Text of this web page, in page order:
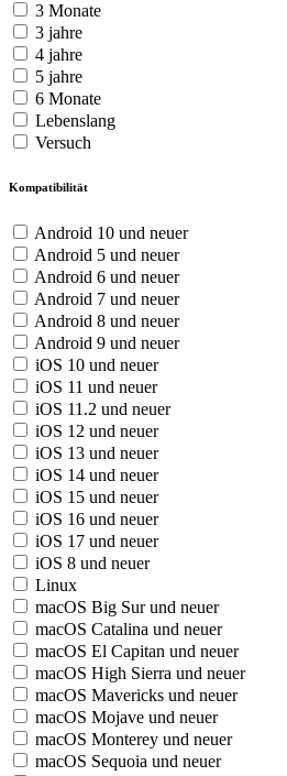
3 Monate
3 jahre
4 jahre
5 jahre
6 Monate
Lebenslang
Versuch
Kompatibilität
Android 10 und neuer
Android 5 und neuer
Android 6 und neuer
Android 7 und neuer
Android 8 und neuer
Android 9 und neuer
iOS 10 und neuer
iOS 11 und neuer
iOS 11.2 und neuer
iOS 12 und neuer
iOS 13 und neuer
iOS 14 und neuer
iOS 15 und neuer
iOS 16 und neuer
iOS 17 und neuer
iOS 8 und neuer
Linux
macOS Big Sur und neuer
macOS Catalina und neuer
macOS El Capitan und neuer
macOS High Sierra und neuer
macOS Mavericks und neuer
macOS Mojave und neuer
macOS Monterey und neuer
macOS Sequoia und neuer